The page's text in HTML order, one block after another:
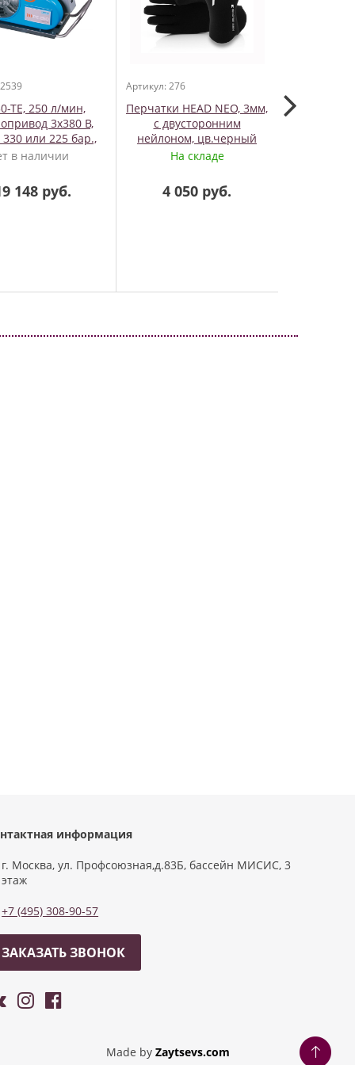
TE, 250 л/мин,
3х380 В,
330 или 225 бар.,
Poseidon
в наличии
148 руб.
Артикул: 276
Перчатки HEAD NEO, 3мм,
с двусторонним
нейлоном, цв.черный
На складе
4 050 руб.
информация
г. Москва, ул. Профсоюзная,д.83Б, бассейн МИСИС, 3
этаж
+7 (495) 308-90-57
ЗАКАЗАТЬ ЗВОНОК
Made by Zaytsevs.com